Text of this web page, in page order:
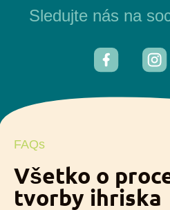
Sledujte nás na
FAQs
Všetko o
tvorby ihriska